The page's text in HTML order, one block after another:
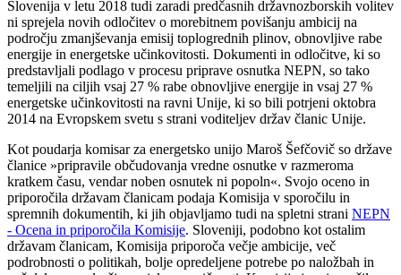
Slovenija v letu 2018 tudi zaradi predčasnih državnozborskih volitev
ni sprejela novih odločitev o morebitnem povišanju ambicij na
področju zmanjševanja emisij toplogrednih plinov, obnovljive rabe
energije in energetske učinkovitosti. Dokumenti in odločitve, ki so
predstavljali podlago v procesu priprave osnutka NEPN, so tako
temeljili na ciljih vsaj 27 % rabe obnovljive energije in vsaj 27 %
energetske učinkovitosti na ravni Unije, ki so bili potrjeni oktobra
2014 na Evropskem svetu s strani voditeljev držav članic Unije.
Kot poudarja komisar za energetsko unijo Maroš Šefčovič so države
članice »pripravile občudovanja vredne osnutke v razmeroma
kratkem času, vendar noben osnutek ni popoln«. Svojo oceno in
priporočila državam članicam podaja Komisija v sporočilu in
spremnih dokumentih, ki jih objavljamo tudi na spletni strani NEPN
- Ocena in priporočila Komisije. Sloveniji, podobno kot ostalim
državam članicam, Komisija priporoča večje ambicije, več
podrobnosti o politikah, bolje opredeljene potrebe po naložbah in